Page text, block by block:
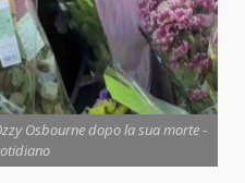
Osbourne dopo la sua morte -